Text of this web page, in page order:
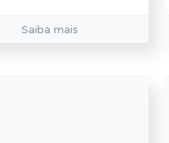
Saiba mais